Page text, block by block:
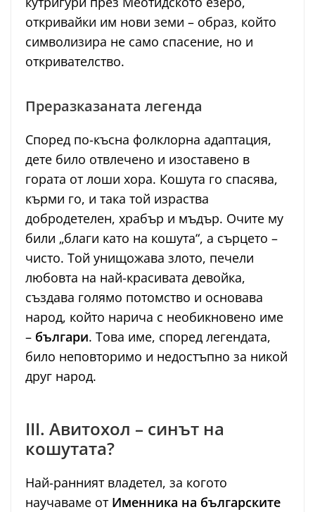
откривайки им нови земи – образ, който
символизира не само спасение, но и
откривателство.
Преразказаната легенда
Според по-късна фолклорна адаптация,
дете било отвлечено и изоставено в
гората от лоши хора. Кошута го спасява,
кърми го, и така той израства
добродетелен, храбър и мъдър. Очите му
били „благи като на кошута“, а сърцето –
чисто. Той унищожава злото, печели
любовта на най-красивата девойка,
създава голямо потомство и основава
народ, който нарича с необикновено име
– българи. Това име, според легендата,
било неповторимо и недостъпно за никой
друг народ.
III. Авитохол – синът на
кошутата?
Най-ранният владетел, за когото
научаваме от Именника на българските